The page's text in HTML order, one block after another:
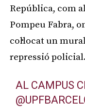
República, com
Pompeu Fabra,
col·locat un
repressió policial.
AL CAMPUS